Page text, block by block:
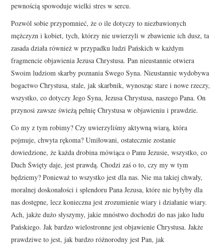
pewnością spowoduje wielki stres w sercu.
Pozwól sobie przypomnieć, że o ile dotyczy to niezbawionych
mężczyzn i kobiet, tych, którzy nie uwierzyli w zbawienie ich dusz, ta
zasada działa również w przypadku ludzi Pańskich w każdym
fragmencie objawienia Jezusa Chrystusa. Pan nieustannie otwiera
Swoim ludziom skarby poznania Swego Syna. Nieustannie wydobywa
bogactwo Chrystusa, stale, jak skarbnik, wynosząc stare i nowe rzeczy,
wszystko, co dotyczy Jego Syna, Jezusa Chrystusa, naszego Pana. On
przynosi zawsze świeżą pełnię Chrystusa w objawieniu i prawdzie.
Co my z tym robimy? Czy uwierzyliśmy aktywną wiarą, która
pojmuje, chwyta rękoma? Umiłowani, ostatecznie zostanie
dowiedzione, że każda drobina mówiąca o Panu Jezusie, wszystko, co
Duch Święty daje, jest prawdą. Chodzi zaś o to, czy my w tym
będziemy? Ponieważ to wszystko jest dla nas. Nie ma takiej chwały,
moralnej doskonałości i splendoru Pana Jezusa, które nie byłyby dla
nas dostępne, lecz konieczna jest zrozumienie wiary i działanie wiary.
Ach, jakże dużo słyszymy, jakie mnóstwo dochodzi do nas jako ludu
Pańskiego. Jak bardzo wielostronne jest objawienie Chrystusa. Jakże
prawdziwe to jest, jak bardzo różnorodny jest Pan, jak